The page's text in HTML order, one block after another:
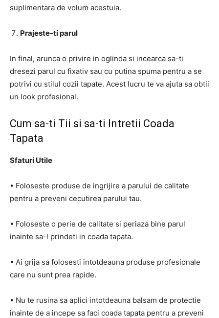
suplimentara de volum acestuia.
Prajeste-ti parul
In final, arunca o privire in oglinda si incearca sa-ti
dresezi parul cu fixativ sau cu putina spuma pentru a se
potrivi cu stilul cozii tapate. Acest lucru te va ajuta sa obtii
un look profesional.
Cum sa-ti Tii si sa-ti Intretii Coada
Tapata
Sfaturi Utile
• Foloseste produse de ingrijire a parului de calitate
pentru a preveni cecutirea parului tau.
• Foloseste o perie de calitate si periaza bine parul
inainte sa-l prindeti in coada tapata.
• Ai grija sa folosesti intotdeauna produse profesionale
care nu sunt prea rapide.
• Nu te rusina sa aplici intotdeauna balsam de protectie
inainte de a incepe sa faci coada tapata pentru a preveni